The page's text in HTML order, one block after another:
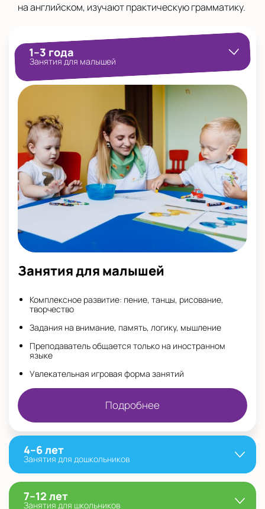
на английском, изучают практическую грамматику.
1–3 года
Занятия для малышей
Занятия для малышей
Комплексное развитие: пение, танцы, рисование,
творчество
Задания на внимание, память, логику, мышление
Преподаватель общается только на иностранном
языке
Увлекательная игровая форма занятий
Подробнее
4–6 лет
Занятия для дошкольников
7–12 лет
Занятия для школьников